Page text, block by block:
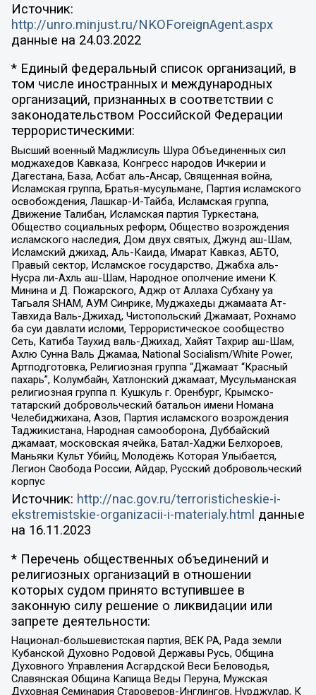
Источник:
http://unro.minjust.ru/NKOForeignAgent.aspx
данные на 24.03.2022
* Единый федеральный список организаций, в
том числе иностранных и международных
организаций, признанных в соответствии с
законодательством Российской Федерации
террористическими:
Высший военный Маджлисуль Шура Объединенных сил
моджахедов Кавказа, Конгресс народов Ичкерии и
Дагестана, База, Асбат аль-Ансар, Священная война,
Исламская группа, Братья-мусульмане, Партия исламского
освобождения, Лашкар-И-Тайба, Исламская группа,
Движение Талибан, Исламская партия Туркестана,
Общество социальных реформ, Общество возрождения
исламского наследия, Дом двух святых, Джунд аш-Шам,
Исламский джихад, Аль-Каида, Имарат Кавказ, АБТО,
Правый сектор, Исламское государство, Джабха аль-
Нусра ли-Ахль аш-Шам, Народное ополчение имени К.
Минина и Д. Пожарского, Аджр от Аллаха Субхану уа
Тагьаля SHAM, АУМ Синрике, Муджахеды джамаата Ат-
Тавхида Валь-Джихад, Чистопольский Джамаат, Рохнамо
ба суи давлати исломи, Террористическое сообщество
Сеть, Катиба Таухид валь-Джихад, Хайят Тахрир аш-Шам,
Ахлю Сунна Валь Джамаа, National Socialism/White Power,
Артподготовка, Религиозная группа “Джамаат “Красный
пахарь”, Колумбайн, Хатлонский джамаат, Мусульманская
религиозная группа п. Кушкуль г. Оренбург, Крымско-
татарский добровольческий батальон имени Номана
Челебиджихана, Азов, Партия исламского возрождения
Таджикистана, Народная самооборона, Дуббайский
джамаат, московская ячейка, Батал-Хаджи Белхороев,
Маньяки Культ Убийц, Молодёжь Которая Улыбается,
Легион Свобода России, Айдар, Русский добровольческий
корпус
Источник: http://nac.gov.ru/terroristicheskie-i-
ekstremistskie-organizacii-i-materialy.html данные
на 16.11.2023
* Перечень общественных объединений и
религиозных организаций в отношении
которых судом принято вступившее в
законную силу решение о ликвидации или
запрете деятельности:
Национал-большевистская партия, ВЕК РА, Рада земли
Кубанской Духовно Родовой Державы Русь, Община
Духовного Управления Асгардской Веси Беловодья,
Славянская Община Капища Веды Перуна, Мужская
Духовная Семинария Староверов-Инглингов, Нурджулар, К